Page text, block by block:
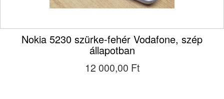
Nokia 5230 szürke-fehér Vodafone, szép
állapotban
12 000,00 Ft‎